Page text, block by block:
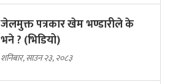
जेलमुक्त पत्रकार खेम भण्डारीले के
भने ? (भिडियो)
शनिबार, साउन २३, २०८३